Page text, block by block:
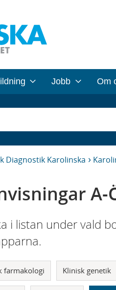
Jobb Om
Diagnostik Karolinska
A-
i listan under vald
farmakologi Klinisk genetik